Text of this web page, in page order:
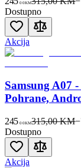
00KM
Dostupno
Akcija
Samsung A07
Pohrane,
245 00KM315,00 KM−
Dostupno
Akcija